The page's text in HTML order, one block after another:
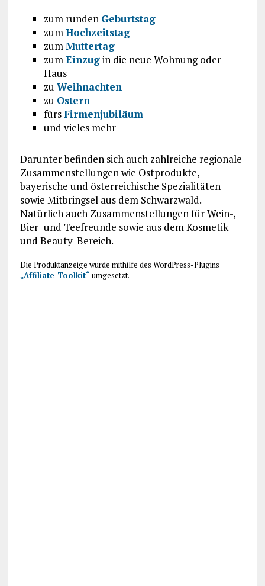
zum runden Geburtstag
zum Hochzeitstag
zum Muttertag
zum Einzugin die neue Wohnung oder
Haus
zu Weihnachten
zu Ostern
fürsFirmenjubiläum
und vieles mehr
Darunter befinden sich auch zahlreiche regionale
Zusammenstellungen wie Ostprodukte,
bayerische und österreichische Spezialitäten
sowie Mitbringsel aus dem Schwarzwald.
Natürlich auch Zusammenstellungen für Wein-,
Bier- und Teefreunde sowie aus dem Kosmetik-
und Beauty-Bereich.
Die Produktanzeige wurde mithilfe des WordPress-Plugins
„Affiliate-Toolkit“ umgesetzt.